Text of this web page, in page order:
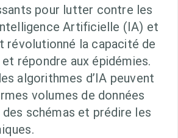
pour lutter contre les
Artificielle (IA) et
révolutionné la capacité de
répondre aux épidémies.
algorithmes d’IA peuvent
volumes de données
schémas et prédire les